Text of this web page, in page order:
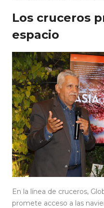
Los cruceros
espacio
En la línea de cruceros,
promete acceso a las